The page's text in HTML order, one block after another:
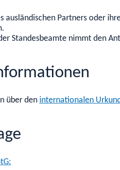
Partners oder
Standesbeamte nimmt den
über den internationalen